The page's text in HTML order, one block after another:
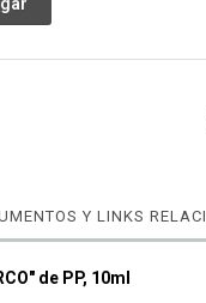
Y LINKS
de PP, 10ml